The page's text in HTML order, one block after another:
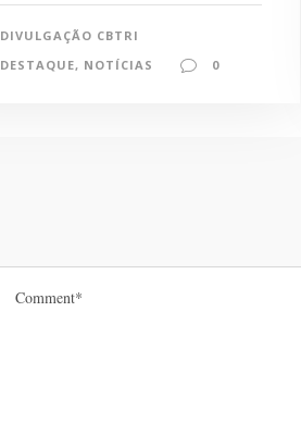
DIVULGAÇÃO CBTRI
DESTAQUE, NOTÍCIAS 0